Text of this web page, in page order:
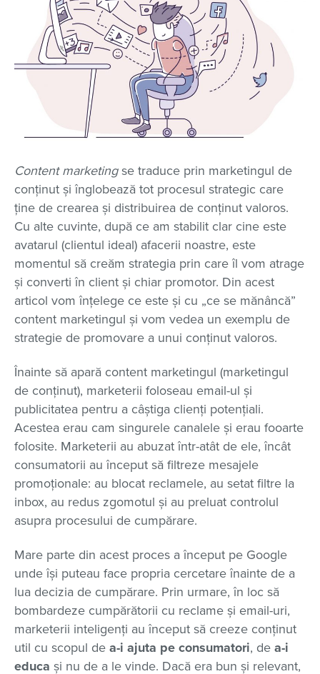
Content marketingse traduce prin marketingul de
conținut și înglobează tot procesul strategic care
ține de crearea și distribuirea de conținut valoros.
Cu alte cuvinte, după ce am stabilit clar cine este
avatarul (clientul ideal) afacerii noastre, este
momentul să creăm strategia prin care îl vom atrage
și converti în client și chiar promotor. Din acest
articol vom înțelege ce este și cu „ce se mănâncă”
content marketingul și vom vedea un exemplu de
strategie de promovare a unui conținut valoros.
Înainte să apară content marketingul (marketingul
de conținut), marketerii foloseau email-ul și
publicitatea pentru a câștiga clienți potențiali.
Acestea erau cam singurele canalele și erau fooarte
folosite. Marketerii au abuzat într-atât de ele, încât
consumatorii au început să filtreze mesajele
promoționale: au blocat reclamele, au setat filtre la
inbox, au redus zgomotul și au preluat controlul
asupra procesului de cumpărare.
Mare parte din acest proces a început pe Google
unde își puteau face propria cercetare înainte de a
lua decizia de cumpărare. Prin urmare, în loc să
bombardeze cumpărătorii cu reclame și email-uri,
marketerii inteligenți au început să creeze conținut
util cu scopul de a-i ajuta pe consumatori, de a-i
educa și nu de a le vinde. Dacă era bun și relevant,